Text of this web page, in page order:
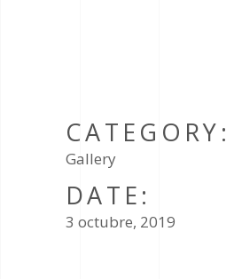
CATEGORY:
Gallery
DATE:
3 octubre, 2019